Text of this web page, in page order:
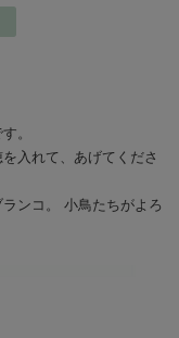
。
入れて、あげてくださ
ンコ。 小鳥たちがよろ